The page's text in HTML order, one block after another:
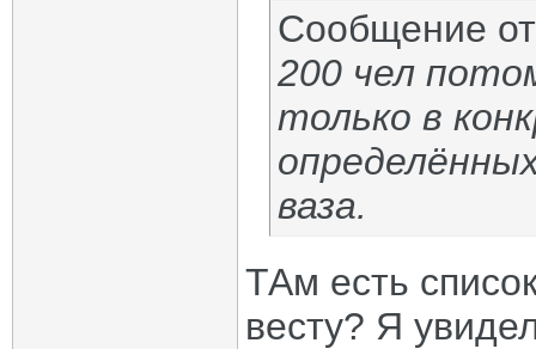
Сообщение
200 чел
только в
ваза.
ТАм есть
весту? Я